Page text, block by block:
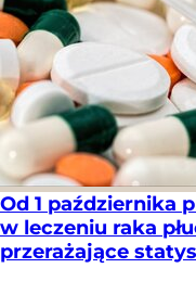
Od 1 października
w leczeniu raka
przerażające